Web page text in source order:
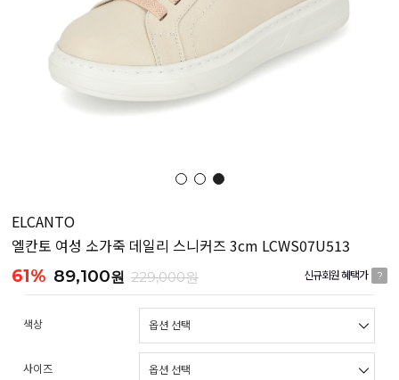
ELCANTO
엘칸토 여성 소가죽 데일리 스니커즈 3cm LCWS07U513
61% 89,100원 229,000원 신규회원 혜택가 ?
색상
사이즈